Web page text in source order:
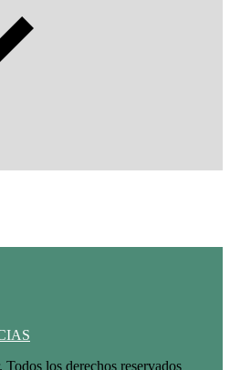
los derechos reservados